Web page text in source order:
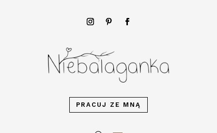
PRACUJ ZE MNĄ